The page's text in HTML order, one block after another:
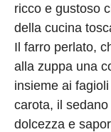
ricco e gustoso
della cucina
Il farro perlato,
alla zuppa una
insieme ai
carota, il
dolcezza e